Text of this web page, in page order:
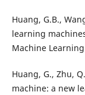
Huang, G.B.,
learning
Machine
Huang, G., Zhu,
machine: a new